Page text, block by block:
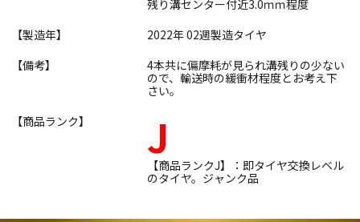
残り溝センター付近3.0ｍｍ程度
【製造年】
2022年 02週製造タイヤ
【備考】
4本共に偏摩耗が見られ溝残りの少ない
ので、輸送時の緩衝材程度とお考え下
さい。
【商品ランク】
J
【商品ランクJ】：即タイヤ交換レベル
のタイヤ。ジャンク品